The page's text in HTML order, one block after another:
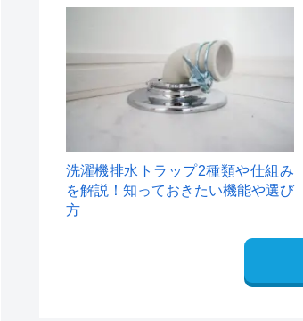
洗濯機排水トラップ2種類や仕組み
を解説！知っておきたい機能や選び
方